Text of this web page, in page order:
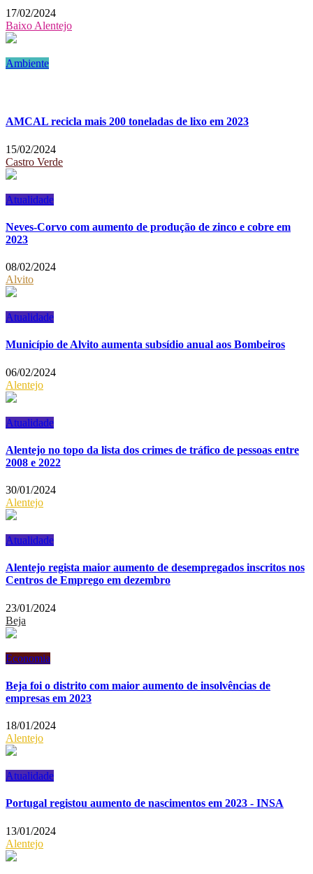
17/02/2024
Baixo Alentejo
Ambiente
AMCAL recicla mais 200 toneladas de lixo em 2023
15/02/2024
Castro Verde
Atualidade
Neves-Corvo com aumento de produção de zinco e cobre em
2023
08/02/2024
Alvito
Atualidade
Município de Alvito aumenta subsídio anual aos Bombeiros
06/02/2024
Alentejo
Atualidade
Alentejo no topo da lista dos crimes de tráfico de pessoas entre
2008 e 2022
30/01/2024
Alentejo
Atualidade
Alentejo regista maior aumento de desempregados inscritos nos
Centros de Emprego em dezembro
23/01/2024
Beja
Economia
Beja foi o distrito com maior aumento de insolvências de
empresas em 2023
18/01/2024
Alentejo
Atualidade
Portugal registou aumento de nascimentos em 2023 - INSA
13/01/2024
Alentejo